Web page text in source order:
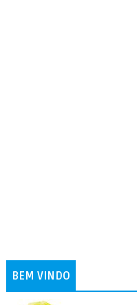
BEM VINDO